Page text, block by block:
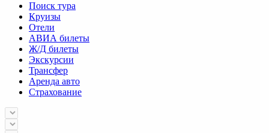
Поиск тура
Круизы
Отели
АВИА билеты
Ж/Д билеты
Экскурсии
Трансфер
Аренда авто
Страхование